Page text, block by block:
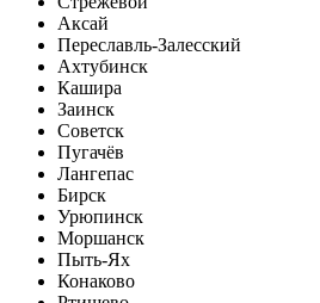
Аксай
Переславль-Залесский
Ахтубинск
Кашира
Заинск
Советск
Пугачёв
Лангепас
Бирск
Урюпинск
Моршанск
Пыть-Ях
Конаково